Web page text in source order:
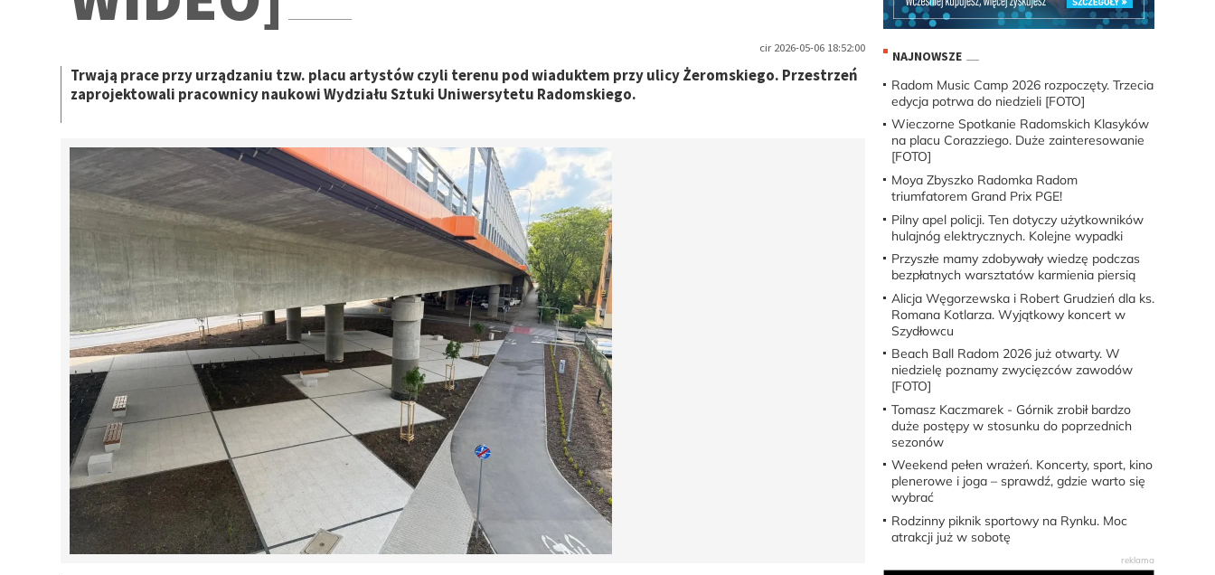
cir 2026-05-06 18:52:00
Trwają prace przy urządzaniu tzw. placu artystów czyli terenu pod wiaduktem przy ulicy Żeromskiego. Przestrzeń
zaprojektowali pracownicy naukowi Wydziału Sztuki Uniwersytetu Radomskiego.
NAJNOWSZE
Radom Music Camp 2026 rozpoczęty. Trzecia
edycja potrwa do niedzieli [FOTO]
Wieczorne Spotkanie Radomskich Klasyków
na placu Corazziego. Duże zainteresowanie
[FOTO]
Moya Zbyszko Radomka Radom
triumfatorem Grand Prix PGE!
Pilny apel policji. Ten dotyczy użytkowników
hulajnóg elektrycznych. Kolejne wypadki
Przyszłe mamy zdobywały wiedzę podczas
bezpłatnych warsztatów karmienia piersią
Alicja Węgorzewska i Robert Grudzień dla ks.
Romana Kotlarza. Wyjątkowy koncert w
Szydłowcu
Beach Ball Radom 2026 już otwarty. W
niedzielę poznamy zwycięzców zawodów
[FOTO]
Tomasz Kaczmarek - Górnik zrobił bardzo
duże postępy w stosunku do poprzednich
sezonów
Weekend pełen wrażeń. Koncerty, sport, kino
plenerowe i joga – sprawdź, gdzie warto się
wybrać
Rodzinny piknik sportowy na Rynku. Moc
atrakcji już w sobotę